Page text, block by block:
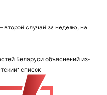
случай за неделю, на
Беларуси объяснений из-
список